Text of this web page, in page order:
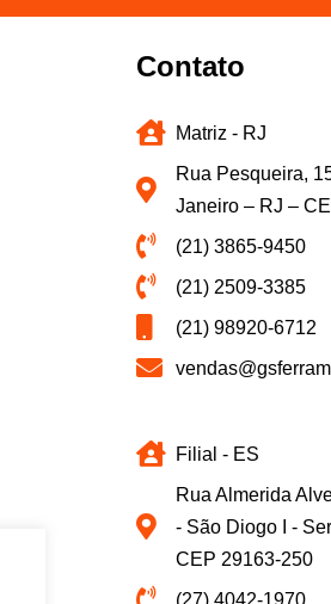
Contato
Matriz - RJ
Rua Pesqueira,
Janeiro – RJ –
(21) 3865-9450
(21) 2509-3385
(21) 98920-6712
Filial - ES
Rua Almerida
- São Diogo I -
CEP 29163-250
(27) 4042-1970